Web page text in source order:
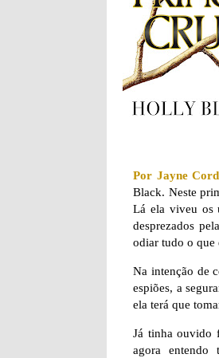
Por Jayne
Black. Neste
Lá ela viveu os
desprezados
odiar tudo o que
Na intenção de
espiões, a
ela terá que
Já tinha ouvido
agora